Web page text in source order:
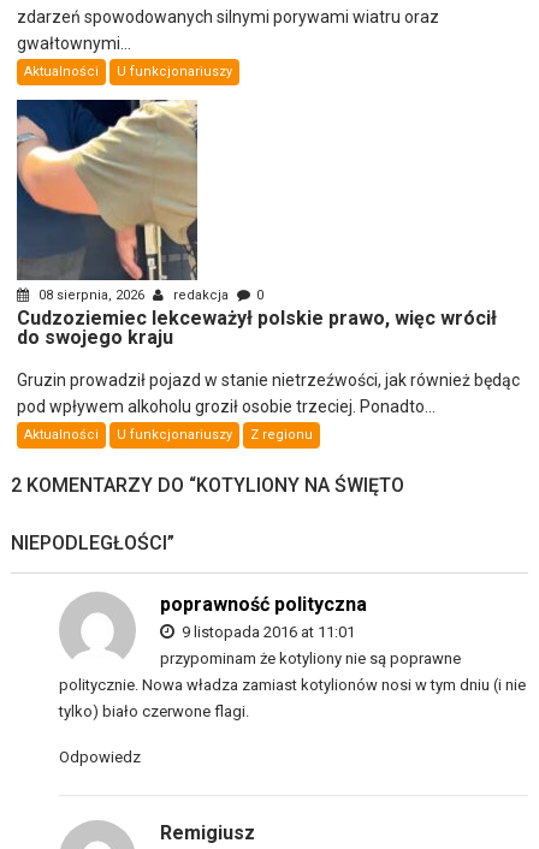
zdarzeń spowodowanych silnymi porywami wiatru oraz
gwałtownymi...
Aktualności U funkcjonariuszy
08 sierpnia, 2026 redakcja 0
Cudzoziemiec lekceważył polskie prawo, więc wrócił
do swojego kraju
Gruzin prowadził pojazd w stanie nietrzeźwości, jak również będąc
pod wpływem alkoholu groził osobie trzeciej. Ponadto...
Aktualności U funkcjonariuszy Z regionu
2 KOMENTARZY DO “KOTYLIONY NA ŚWIĘTO
NIEPODLEGŁOŚCI”
poprawność polityczna
9 listopada 2016 at 11:01
przypominam że kotyliony nie są poprawne
politycznie. Nowa władza zamiast kotylionów nosi w tym dniu (i nie
tylko) biało czerwone flagi.
Odpowiedz
Remigiusz